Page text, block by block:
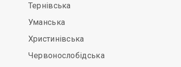
Тернівська
Уманська
Христинівська
Червонослобідська